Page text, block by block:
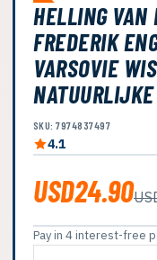
HELLING VAN
FREDERIK
VARSOVIE
NATUURLIJKE
SKU: 7974837497
4.1
USD24.90
Pay in 4 interest-free